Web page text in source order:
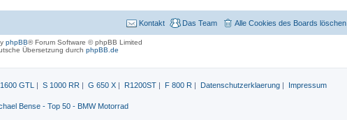
Alle Cookies des Boards löschen
Das Team
Kontakt
phpBB® Forum Software © phpBB Limited
Übersetzung durch phpBB.de
GTL | S 1000 RR | G 650 X| R1200ST| F 800 R | Datenschutzerklaerung| Impressum